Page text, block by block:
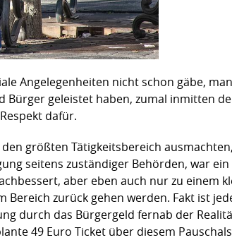
Angelegenheiten nicht schon gäbe,
Bürger geleistet haben, zumal inmitten
dafür.
den größten Tätigkeitsbereich
seitens zuständiger Behörden, war
aber eben auch nur zu einem
Bereich zurück gehen werden. Fakt ist
durch das Bürgergeld fernab der
49 Euro Ticket über diesem